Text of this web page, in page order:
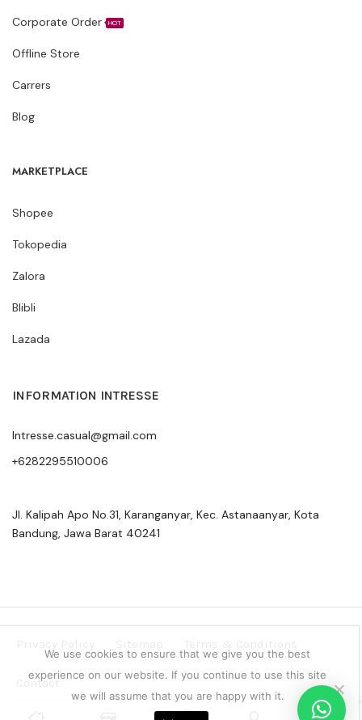
0
Corporate Order HOT
Offline Store
Carrers
Blog
MARKETPLACE
Shopee
Tokopedia
Zalora
Blibli
Lazada
INFORMATION INTRESSE
Intresse.casual@gmail.com
+6282295510006
Jl. Kalipah Apo No.31, Karanganyar, Kec. Astanaanyar, Kota
Bandung, Jawa Barat 40241
Contact
Copyright © 2024 Intresse Official Indonesia
We use cookies to ensure that we give you the best
experience on our website. If you continue to use this site
we will assume that you are happy with it.